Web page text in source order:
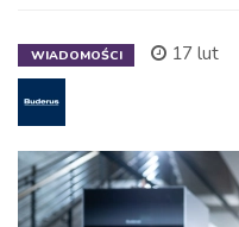
WIADOMOŚCI 17 lut